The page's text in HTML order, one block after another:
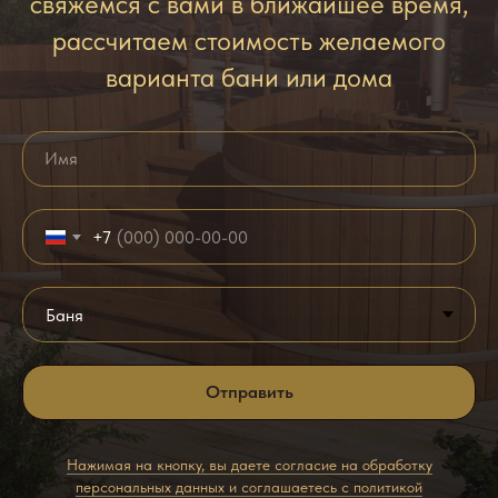
рассчитаем стоимость желаемого
варианта бани или дома
Имя
+7
Отправить
Нажимая на кнопку, вы даете согласие на обработку
персональных данных и соглашаетесь c политикой